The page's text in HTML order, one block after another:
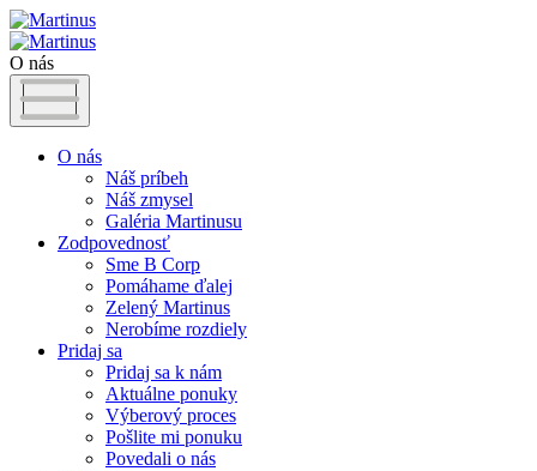
O nás
O nás
Náš príbeh
Náš zmysel
Galéria Martinusu
Zodpovednosť
Sme B Corp
Pomáhame ďalej
Zelený Martinus
Nerobíme rozdiely
Pridaj sa
Pridaj sa k nám
Aktuálne ponuky
Výberový proces
Pošlite mi ponuku
Povedali o nás